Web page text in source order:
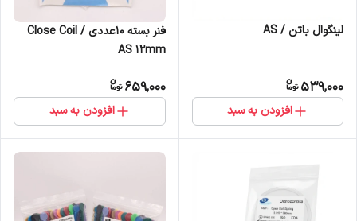
لینگوال باتن / AS
539,000
افزودن به سبد
فنر بسته 10عددی / Close Coil
AS 12mm
659,000
افزودن به سبد